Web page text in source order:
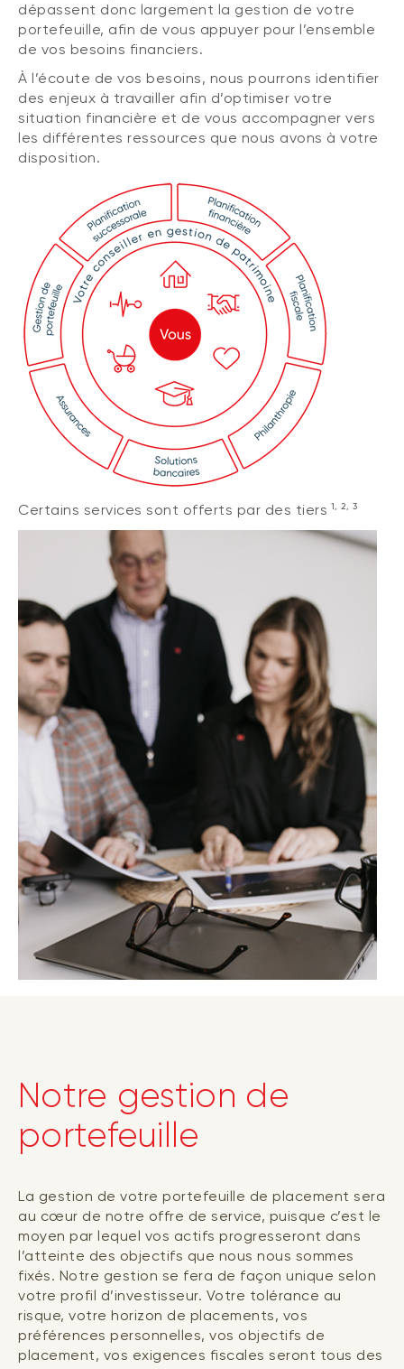
dépassent donc largement la gestion de votre
portefeuille, afin de vous appuyer pour l’ensemble
de vos besoins financiers.
À l’écoute de vos besoins, nous pourrons identifier
des enjeux à travailler afin d’optimiser votre
situation financière et de vous accompagner vers
les différentes ressources que nous avons à votre
disposition.
Certains services sont offerts par des tiers 1, 2, 3
Notre gestion de
portefeuille
La gestion de votre portefeuille de placement sera
au cœur de notre offre de service, puisque c’est le
moyen par lequel vos actifs progresseront dans
l’atteinte des objectifs que nous nous sommes
fixés. Notre gestion se fera de façon unique selon
votre profil d’investisseur. Votre tolérance au
risque, votre horizon de placements, vos
préférences personnelles, vos objectifs de
placement, vos exigences fiscales seront tous des